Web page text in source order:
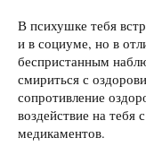
В психушке тебя
и в социуме, но в
беспристанным
смириться с
сопротивление
воздействие на
медикаментов.